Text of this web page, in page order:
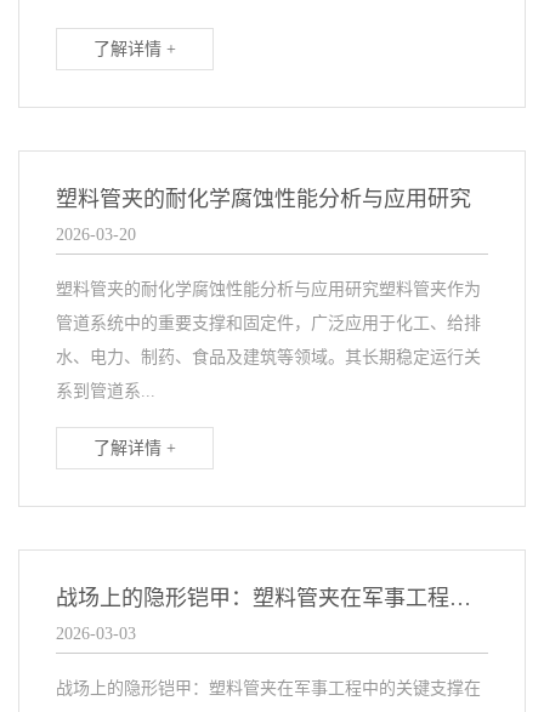
了解详情 +
塑料管夹的耐化学腐蚀性能分析与应用研究
2026-03-20
塑料管夹的耐化学腐蚀性能分析与应用研究塑料管夹作为
管道系统中的重要支撑和固定件，广泛应用于化工、给排
水、电力、制药、食品及建筑等领域。其长期稳定运行关
系到管道系...
了解详情 +
战场上的隐形铠甲：塑料管夹在军事工程中的关键支撑
2026-03-03
战场上的隐形铠甲：塑料管夹在军事工程中的关键支撑在